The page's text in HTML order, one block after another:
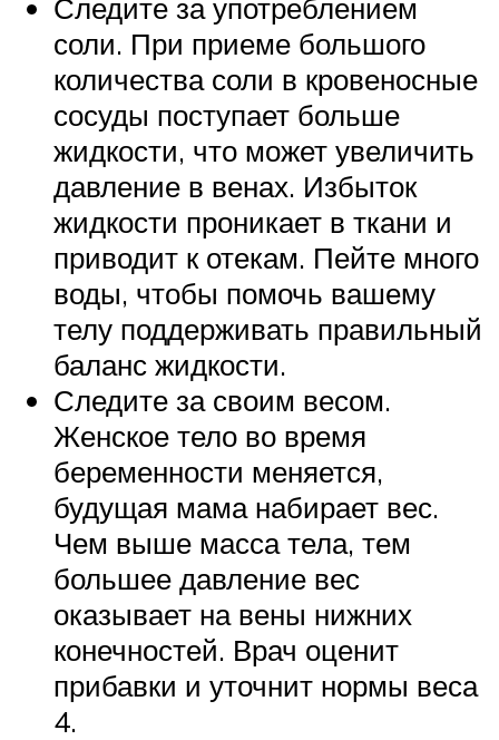
Следите за употреблением
соли. При приеме большого
количества соли в кровеносные
сосуды поступает больше
жидкости, что может увеличить
давление в венах. Избыток
жидкости проникает в ткани и
приводит к отекам. Пейте много
воды, чтобы помочь вашему
телу поддерживать правильный
баланс жидкости.
Следите за своим весом.
Женское тело во время
беременности меняется,
будущая мама набирает вес.
Чем выше масса тела, тем
большее давление вес
оказывает на вены нижних
конечностей. Врач оценит
прибавки и уточнит нормы веса
4.